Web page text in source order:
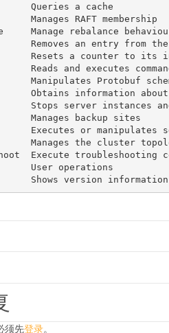
Queries a cache
Manages RAFT membership
Manage rebalance
Removes an entry from
Resets a counter to its
Reads and executes
Manipulates Protobuf
Obtains information
Stops server instances
Manages backup sites
Executes or manipulates
Manages the cluster
Execute troubleshooting
User operations
须先登录。